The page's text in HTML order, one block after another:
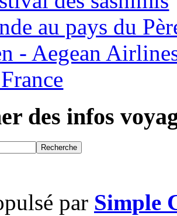
au pays du
- Aegean
des infos
par Simple